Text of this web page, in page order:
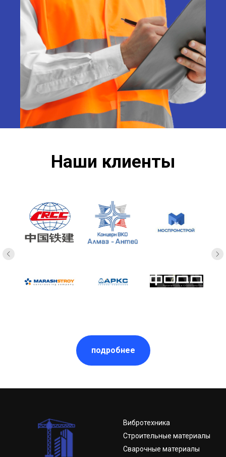
Наши клиенты
подробнее
Вибротехника
Строительные материалы
Сварочные материалы